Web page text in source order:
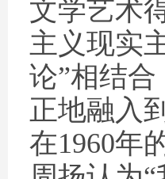
文学艺术
主义现实
论”相结
正地融入
在1960年